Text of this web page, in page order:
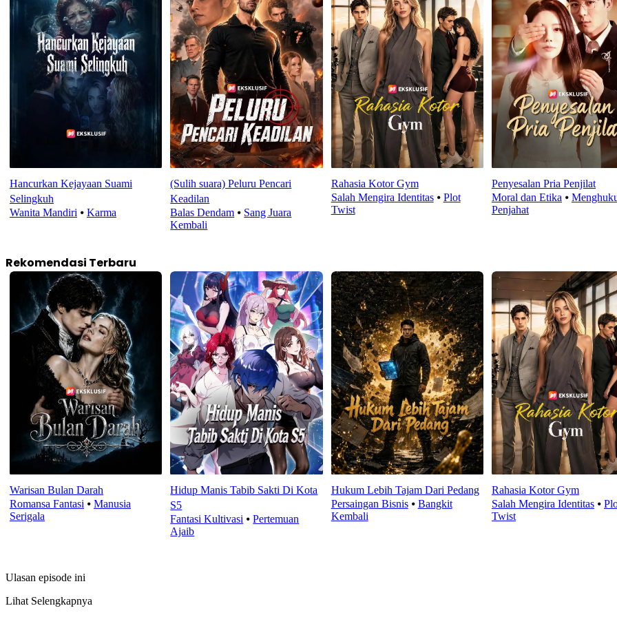
Hancurkan Kejayaan Suami
Selingkuh
Wanita Mandiri ⦁ Karma
(Sulih suara) Peluru Pencari
Keadilan
Balas Dendam ⦁ Sang Juara
Kembali
Rahasia Kotor Gym
Salah Mengira Identitas⦁ Plot
Twist
Penyesalan Pria Penjilat
Moral dan Etika ⦁
Penjahat
Rekomendasi Terbaru
Warisan Bulan Darah
Romansa Fantasi ⦁ Manusia
Serigala
Hidup Manis Tabib Sakti Di Kota
S5
Fantasi Kultivasi ⦁Pertemuan
Ajaib
Hukum Lebih Tajam Dari Pedang
Persaingan Bisnis⦁ Bangkit
Kembali
Rahasia Kotor Gym
Salah Mengira Identitas⦁
Twist
Ulasan episode ini
Lihat Selengkapnya